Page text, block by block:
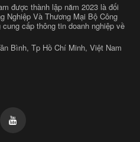
được thành lập năm 2023 là đối
Nghiệp Và Thương Mại Bộ Công
cấp thông tin doanh nghiệp về
Bình, Tp Hồ Chí Minh, Việt Nam